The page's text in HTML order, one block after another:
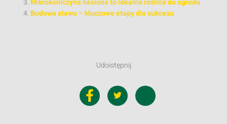
Mikrokoniczyna nasiona to idealna roślina do ogrodu
Budowa stawu – kluczowe etapy dla sukcesu
Udoistępnij